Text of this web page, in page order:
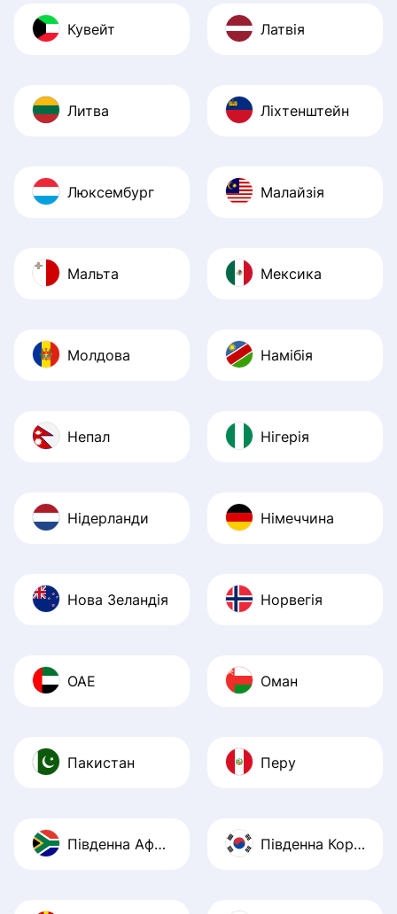
Кувейт Латвія
Литва Ліхтенштейн
Люксембург Малайзія
Мальта Мексика
Молдова Намібія
Непал Нігерія
Нідерланди Німеччина
Нова Зеландія Норвегія
ОАЕ Оман
Пакистан Перу
Південна Африка Південна Корея